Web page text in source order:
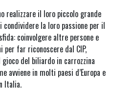
realizzare il loro piccolo grande
condividere la loro passione per il
coinvolgere altre persone e
per far riconoscere dal CIP,
del biliardo in carrozzina
avviene in molti paesi d’Europa e
Italia.